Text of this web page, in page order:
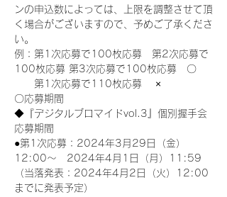
ンの申込数によっては、上限を調整させて頂
く場合がございますので、予めご了承くださ
い。
例：第1次応募で100枚応募　第2次応募で
100枚応募 第3次応募で100枚応募　〇
第1次応募で110枚応募　 ×
〇応募期間
◆『デジタルブロマイドvol.3』個別握手会
応募期間
●第1次応募：2024年3月29日（金）
12:00～　2024年4月1日（月）11:59
（当落発表：2024年4月2日（火）12:00
までに発表予定）